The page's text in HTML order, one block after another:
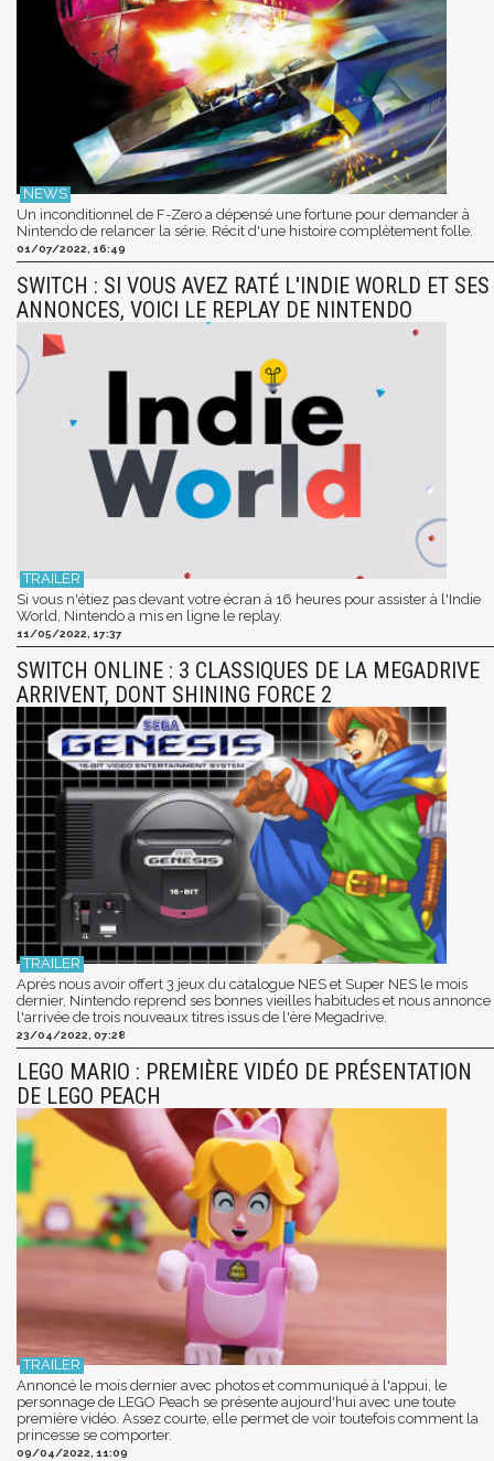
Un inconditionnel de F-Zero a dépensé une fortune pour demander à
Nintendo de relancer la série. Récit d'une histoire complètement folle.
01/07/2022, 16:49
SWITCH : SI VOUS AVEZ RATÉ L'INDIE WORLD ET SES
ANNONCES, VOICI LE REPLAY DE NINTENDO
Si vous n'étiez pas devant votre écran à 16 heures pour assister à l'Indie
World, Nintendo a mis en ligne le replay.
11/05/2022, 17:37
SWITCH ONLINE : 3 CLASSIQUES DE LA MEGADRIVE
ARRIVENT, DONT SHINING FORCE 2
Après nous avoir offert 3 jeux du catalogue NES et Super NES le mois
dernier, Nintendo reprend ses bonnes vieilles habitudes et nous annonce
l'arrivée de trois nouveaux titres issus de l'ère Megadrive.
23/04/2022, 07:28
LEGO MARIO : PREMIÈRE VIDÉO DE PRÉSENTATION
DE LEGO PEACH
Annoncé le mois dernier avec photos et communiqué à l'appui, le
personnage de LEGO Peach se présente aujourd'hui avec une toute
première vidéo. Assez courte, elle permet de voir toutefois comment la
princesse se comporter.
09/04/2022, 11:09